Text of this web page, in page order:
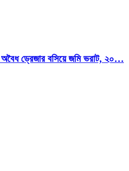
অবৈধ ড্রেজার বসিয়ে জমি ভরাট, ২০…